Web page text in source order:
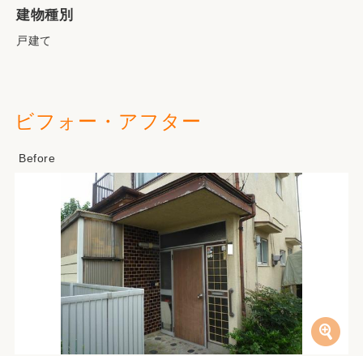
建物種別
戸建て
ビフォー・アフター